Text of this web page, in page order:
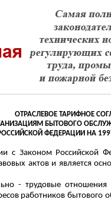
ОТРАСЛЕВОЕ ТАРИФНОЕ
БЫТОВОГО
ФЕДЕРАЦИИ НА
с Законом
актов и является
- трудовые
работников